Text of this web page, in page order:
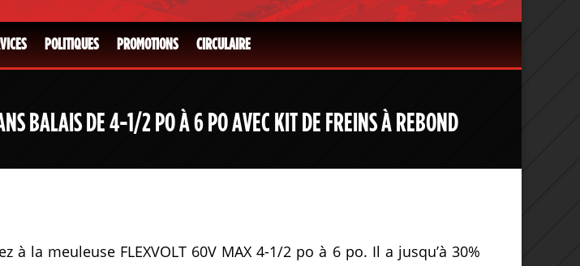
POLITIQUES PROMOTIONS CIRCULAIRE
BALAIS DE 4-1/2 PO À 6 PO AVEC KIT DE FREINS À REBOND
à la meuleuse FLEXVOLT 60V MAX 4-1/2 po à 6 po. Il a jusqu’à 30%